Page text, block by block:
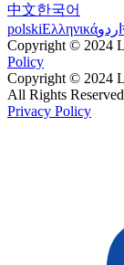
中文한국어
polskiΕλληνικάاردو
Copyright © 2024
Policy
Copyright © 2024
All Rights Reserved
Privacy Policy